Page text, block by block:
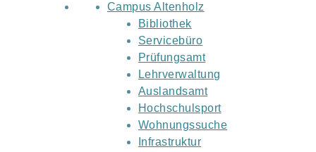
Campus Altenholz
Bibliothek
Servicebüro
Prüfungsamt
Lehrverwaltung
Auslandsamt
Hochschulsport
Wohnungssuche
Infrastruktur